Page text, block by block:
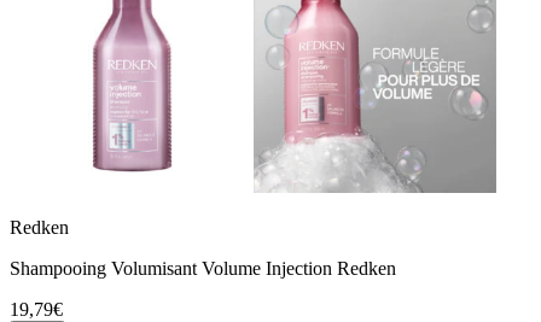
Redken
Shampooing Volumisant Volume Injection Redken
19,79€